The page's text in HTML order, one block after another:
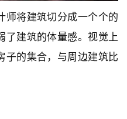
师将建筑切分成一个个的
了建筑的体量感。视觉上
子的集合，与周边建筑比